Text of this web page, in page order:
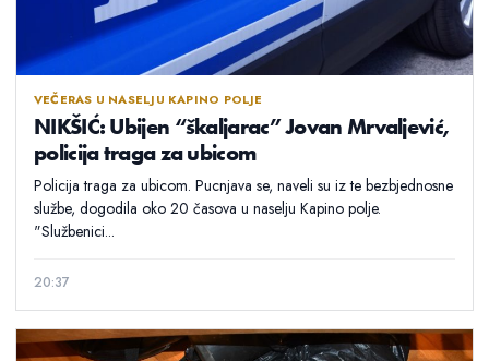
VEČERAS U NASELJU KAPINO POLJE
NIKŠIĆ: Ubijen “škaljarac” Jovan Mrvaljević,
policija traga za ubicom
Policija traga za ubicom. Pucnjava se, naveli su iz te bezbjednosne
službe, dogodila oko 20 časova u naselju Kapino polje.
"Službenici...
20:37